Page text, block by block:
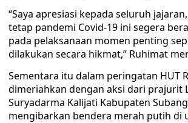
“Saya apresiasi kepada seluruh
tetap pandemi Covid-19 ini segera
pada pelaksanaan momen penting
dilakukan secara hikmat,” Ruhimat
Sementara itu dalam peringatan HUT
dimeriahkan dengan aksi dari prajurit
Suryadarma Kalijati Kabupaten
mengibarkan bendera merah putih di